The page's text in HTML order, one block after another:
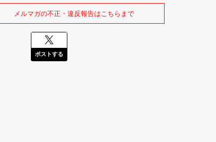
メルマガの不正・違反報告はこちらまで
ポストする